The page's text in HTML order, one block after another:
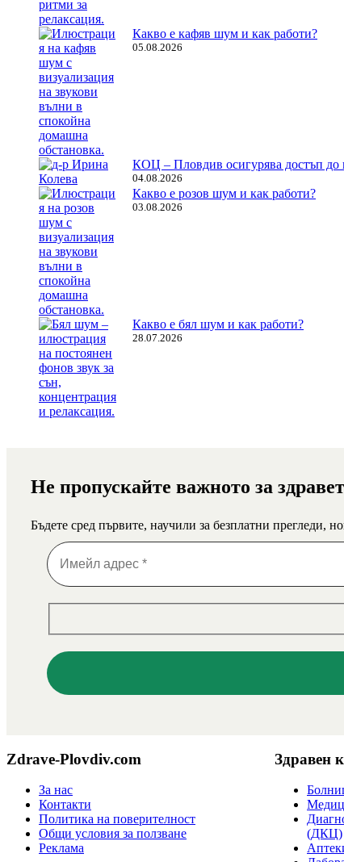
Какво е кафяв шум и как работи?
05.08.2026
КОЦ – Пловдив осигурява достъп до
04.08.2026
Какво е розов шум и как работи?
03.08.2026
Какво е бял шум и как работи?
28.07.2026
Не пропускайте важното за
Бъдете сред първите, научили за безплатни прегледи,
Zdrave-Plovdiv.com
За нас
Контакти
Политика на поверителност
Общи условия за ползване
Реклама
Здравен
(ДКЦ)